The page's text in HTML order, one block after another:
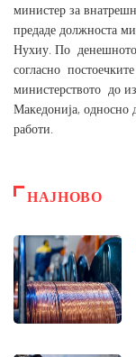
министер за
предаде должноста
Нухиу. По
согласно
министерството до
Македонија, односно
работи.
НАЈНОВО